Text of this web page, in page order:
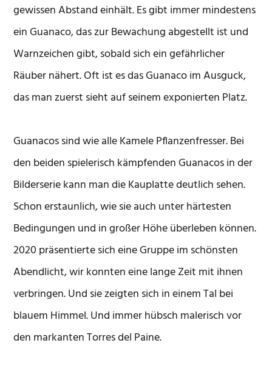
gewissen Abstand einhält. Es gibt immer mindestens
ein Guanaco, das zur Bewachung abgestellt ist und
Warnzeichen gibt, sobald sich ein gefährlicher
Räuber nähert. Oft ist es das Guanaco im Ausguck,
das man zuerst sieht auf seinem exponierten Platz.
Guanacos sind wie alle Kamele Pflanzenfresser. Bei
den beiden spielerisch kämpfenden Guanacos in der
Bilderserie kann man die Kauplatte deutlich sehen.
Schon erstaunlich, wie sie auch unter härtesten
Bedingungen und in großer Höhe überleben können.
2020 präsentierte sich eine Gruppe im schönsten
Abendlicht, wir konnten eine lange Zeit mit ihnen
verbringen. Und sie zeigten sich in einem Tal bei
blauem Himmel. Und immer hübsch malerisch vor
den markanten Torres del Paine.